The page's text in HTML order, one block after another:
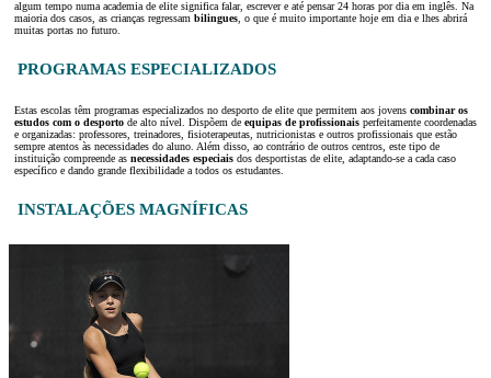
algum tempo numa academia de elite significa falar, escrever e até pensar 24 horas por dia em inglês. Na
maioria dos casos, as crianças regressam bilingues , o que é muito importante hoje em dia e lhes abrirá
muitas portas no futuro.
PROGRAMAS ESPECIALIZADOS
Estas escolas têm programas especializados no desporto de elite que permitem aos jovens combinar os
estudos com o desporto de alto nível. Dispõem de equipas de profissionais perfeitamente coordenadas
e organizadas: professores, treinadores, fisioterapeutas, nutricionistas e outros profissionais que estão
sempre atentos às necessidades do aluno. Além disso, ao contrário de outros centros, este tipo de
instituição compreende as necessidades especiais dos desportistas de elite, adaptando-se a cada caso
específico e dando grande flexibilidade a todos os estudantes.
INSTALAÇÕES MAGNÍFICAS